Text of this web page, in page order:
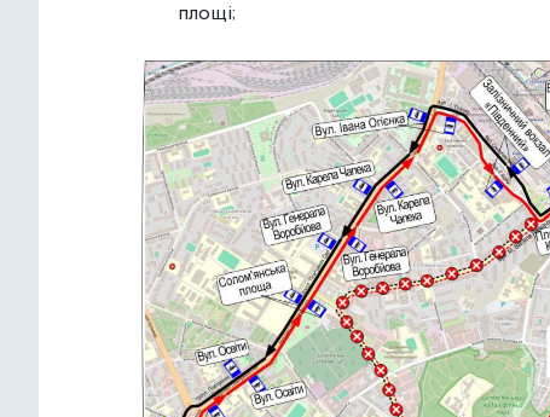
площі;